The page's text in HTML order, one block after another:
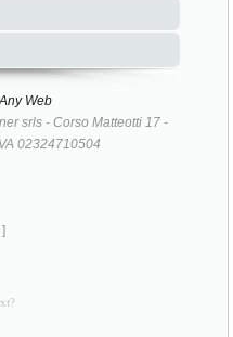
Any Web
srls - Corso Matteotti 17 -
02324710504
]